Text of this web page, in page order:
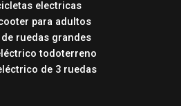
electricas
para adultos
ruedas grandes
todoterreno
de 3 ruedas